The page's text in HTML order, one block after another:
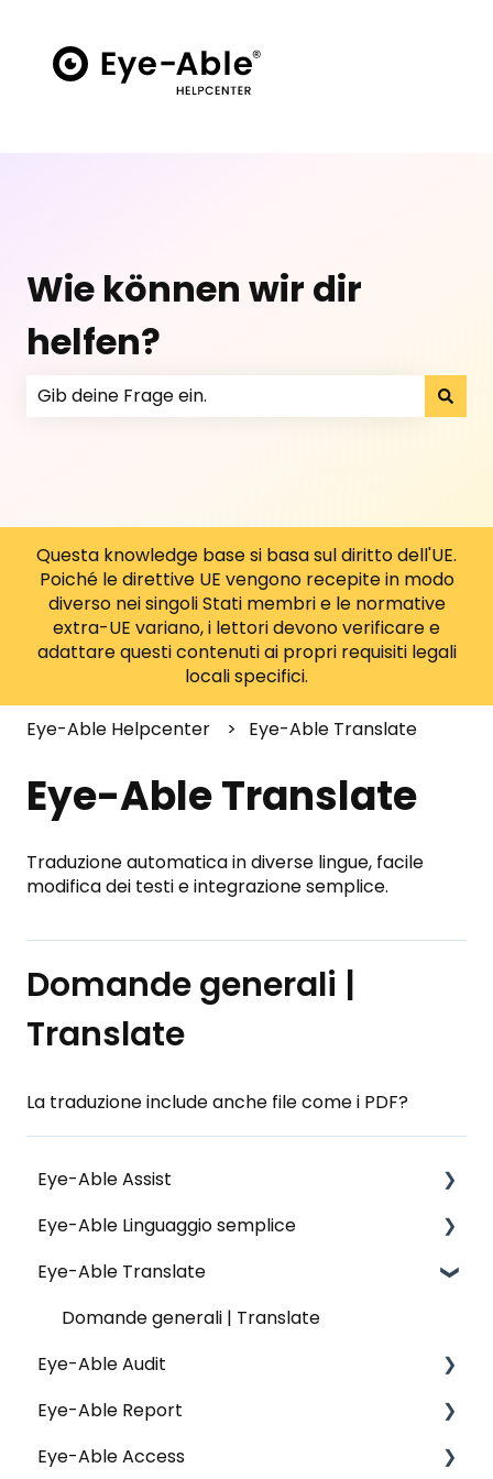
Wie können wir dir
helfen?
Questa knowledge base si basa sul diritto dell'UE.
Poiché le direttive UE vengono recepite in modo
diverso nei singoli Stati membri e le normative
extra-UE variano, i lettori devono verificare e
adattare questi contenuti ai propri requisiti legali
locali specifici.
Eye-Able Helpcenter Eye-Able Translate
Eye-Able Translate
Traduzione automatica in diverse lingue, facile
modifica dei testi e integrazione semplice.
Domande generali |
Translate
La traduzione include anche file come i PDF?
Eye-Able Assist
Informazioni generali | Assist
Installazione e assistenza | Assist
Configurazione | Assist
Utilizzo e funzionalità | Assist
Protezione dei dati | Assist
Eye-Able Linguaggio semplice
Installazione | Linguaggio semplice
Eye-Able Translate
Domande generali | Translate
Eye-Able Audit
Domande generali | Audit
Eye-Able Report
Domande generali | Report
Eye-Able Access